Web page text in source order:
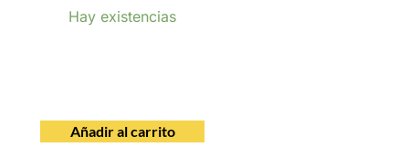
Hay existencias
Añadir al carrito